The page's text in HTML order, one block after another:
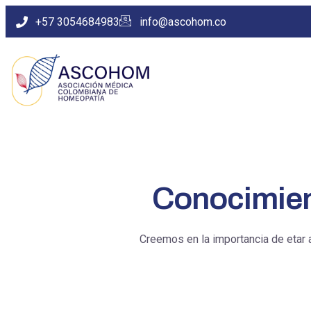
+57 3054684983 info@ascohom.co
Creemos en la importancia de etar